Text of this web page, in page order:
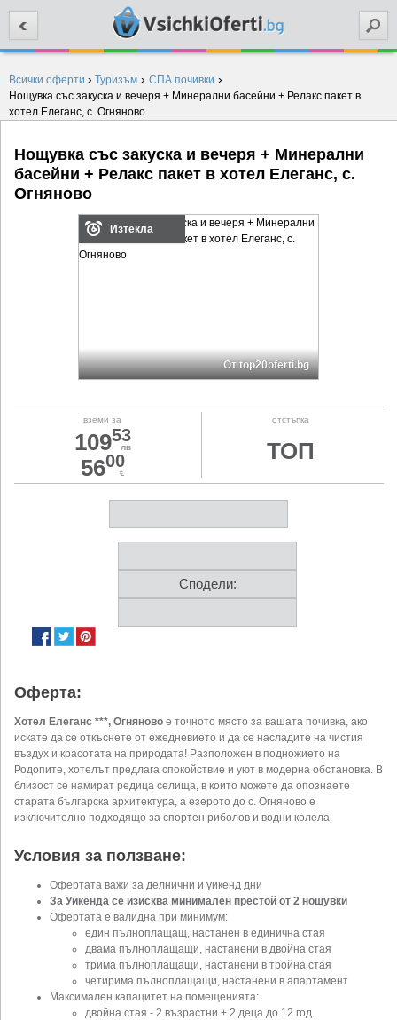
Всички оферти › Туризъм › СПА почивки ›
Нощувка със закуска и вечеря + Минерални басейни + Релакс пакет в
хотел Елеганс, с. Огняново
Нощувка със закуска и вечеря + Минерални
басейни + Релакс пакет в хотел Елеганс, с.
Огняново
Изтекла
От top20oferti.bg
вземи за
10953
лв
5600
€
отстъпка
ТОП
Сподели:
Оферта:
Хотел Елеганс ***, Огняново e точното място за вашата почивка, ако
искате да се откъснете от ежедневието и да се насладите на чистия
въздух и красотата на природата! Разположен в подножието на
Родопите, хотелът предлага спокойствие и уют в модерна обстановка. В
близост се намират редица селища, в които можете да опознаете
старата българска архитектура, а езерото до с. Огняново е
изключително подходящо за спортен риболов и водни колела.
Условия за ползване:
Офертата важи за делнични и уикенд дни
За Уикенда се изисква минимален престой от 2 нощувки
Офертата е валидна при минимум:
един пълноплащащ, настанен в единична стая
двама пълноплащащи, настанени в двойна стая
трима пълноплащащи, настанени в тройна стая
четирима пълноплащащи, настанени в апартамент
Максимален капацитет на помещенията:
двойна стая - 2 възрастни + 2 деца до 12 год.